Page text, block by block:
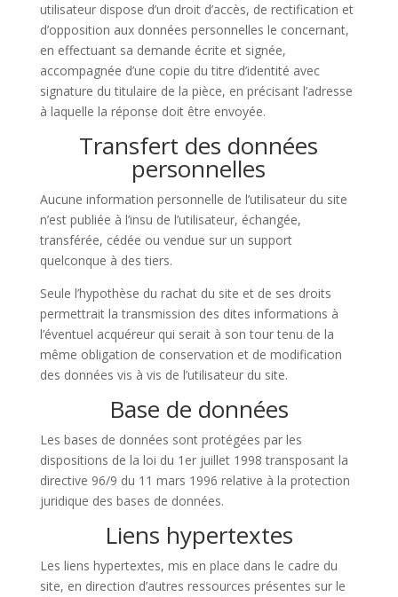
utilisateur dispose d’un droit d’accès, de rectification et
d’opposition aux données personnelles le concernant,
en effectuant sa demande écrite et signée,
accompagnée d’une copie du titre d’identité avec
signature du titulaire de la pièce, en précisant l’adresse
à laquelle la réponse doit être envoyée.
Transfert des données
personnelles
Aucune information personnelle de l’utilisateur du site
n’est publiée à l’insu de l’utilisateur, échangée,
transférée, cédée ou vendue sur un support
quelconque à des tiers.
Seule l’hypothèse du rachat du site et de ses droits
permettrait la transmission des dites informations à
l’éventuel acquéreur qui serait à son tour tenu de la
même obligation de conservation et de modification
des données vis à vis de l’utilisateur du site.
Base de données
Les bases de données sont protégées par les
dispositions de la loi du 1er juillet 1998 transposant la
directive 96/9 du 11 mars 1996 relative à la protection
juridique des bases de données.
Liens hypertextes
Les liens hypertextes, mis en place dans le cadre du
site, en direction d’autres ressources présentes sur le